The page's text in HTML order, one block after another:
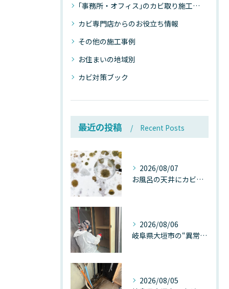
｢事務所・オフィス｣のカビ取り施工事例
カビ専門店からのお役立ち情報
その他の施工事例
お住まいの地域別
カビ対策ブック
最近の投稿 Recent Posts
2026/08/07
お風呂の天井にカビが生えたら要注意！2026年8月の猛暑・高湿度で急増する浴室カビの原因と正しい対策
2026/08/06
岐阜県大垣市の“異常に高い気温”が建物内部を腐らせる──深層カビが爆発的に増える本当の理由
2026/08/05